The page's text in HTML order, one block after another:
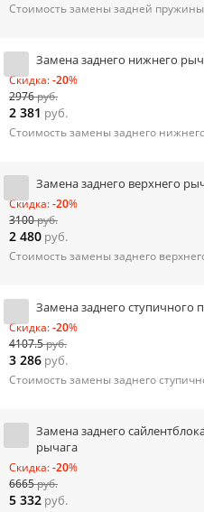
Стоимость замены задней пружины
Замена заднего нижнего
Скидка:-20%
2976руб.
2 381 руб.
Стоимость замены заднего
Замена заднего верхнего
Скидка:-20%
3100руб.
2 480 руб.
Стоимость замены заднего
Замена заднего ступичного
Скидка:-20%
4107.5руб.
3 286 руб.
Стоимость замены заднего
Замена заднего
рычага
Скидка:-20%
6665руб.
5 332 руб.